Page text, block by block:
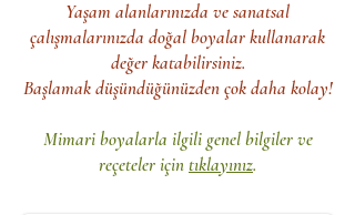
Yaşam alanlarınızda ve sanatsal
çalışmalarınızda doğal boyalar kullanarak
değer katabilirsiniz.
Başlamak düşündüğünüzden çok daha kolay!
Mimari boyalarla ilgili genel bilgiler ve
reçeteler içintıklayınız.